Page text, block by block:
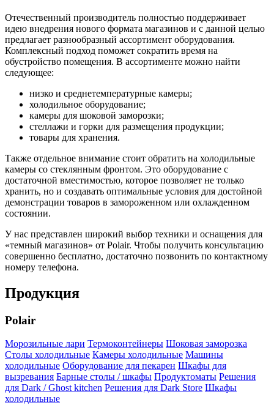
Отечественный производитель полностью поддерживает
идею внедрения нового формата магазинов и с данной целью
предлагает разнообразный ассортимент оборудования.
Комплексный подход поможет сократить время на
обустройство помещения. В ассортименте можно найти
следующее:
низко и среднетемпературные камеры;
холодильное оборудование;
камеры для шоковой заморозки;
стеллажи и горки для размещения продукции;
товары для хранения.
Также отдельное внимание стоит обратить на холодильные
камеры со стеклянным фронтом. Это оборудование с
достаточной вместимостью, которое позволяет не только
хранить, но и создавать оптимальные условия для достойной
демонстрации товаров в замороженном или охлажденном
состоянии.
У нас представлен широкий выбор техники и оснащения для
«темный магазинов» от Polair. Чтобы получить консультацию
совершенно бесплатно, достаточно позвонить по контактному
номеру телефона.
Продукция
Polair
Морозильные лари Термоконтейнеры Шоковая заморозка
Столы холодильные Камеры холодильные Машины
холодильные Оборудование для пекарен Шкафы для
вызревания Барные столы / шкафы Продуктоматы Решения
для Dark / Ghost kitchen Решения для Dark Store Шкафы
холодильные